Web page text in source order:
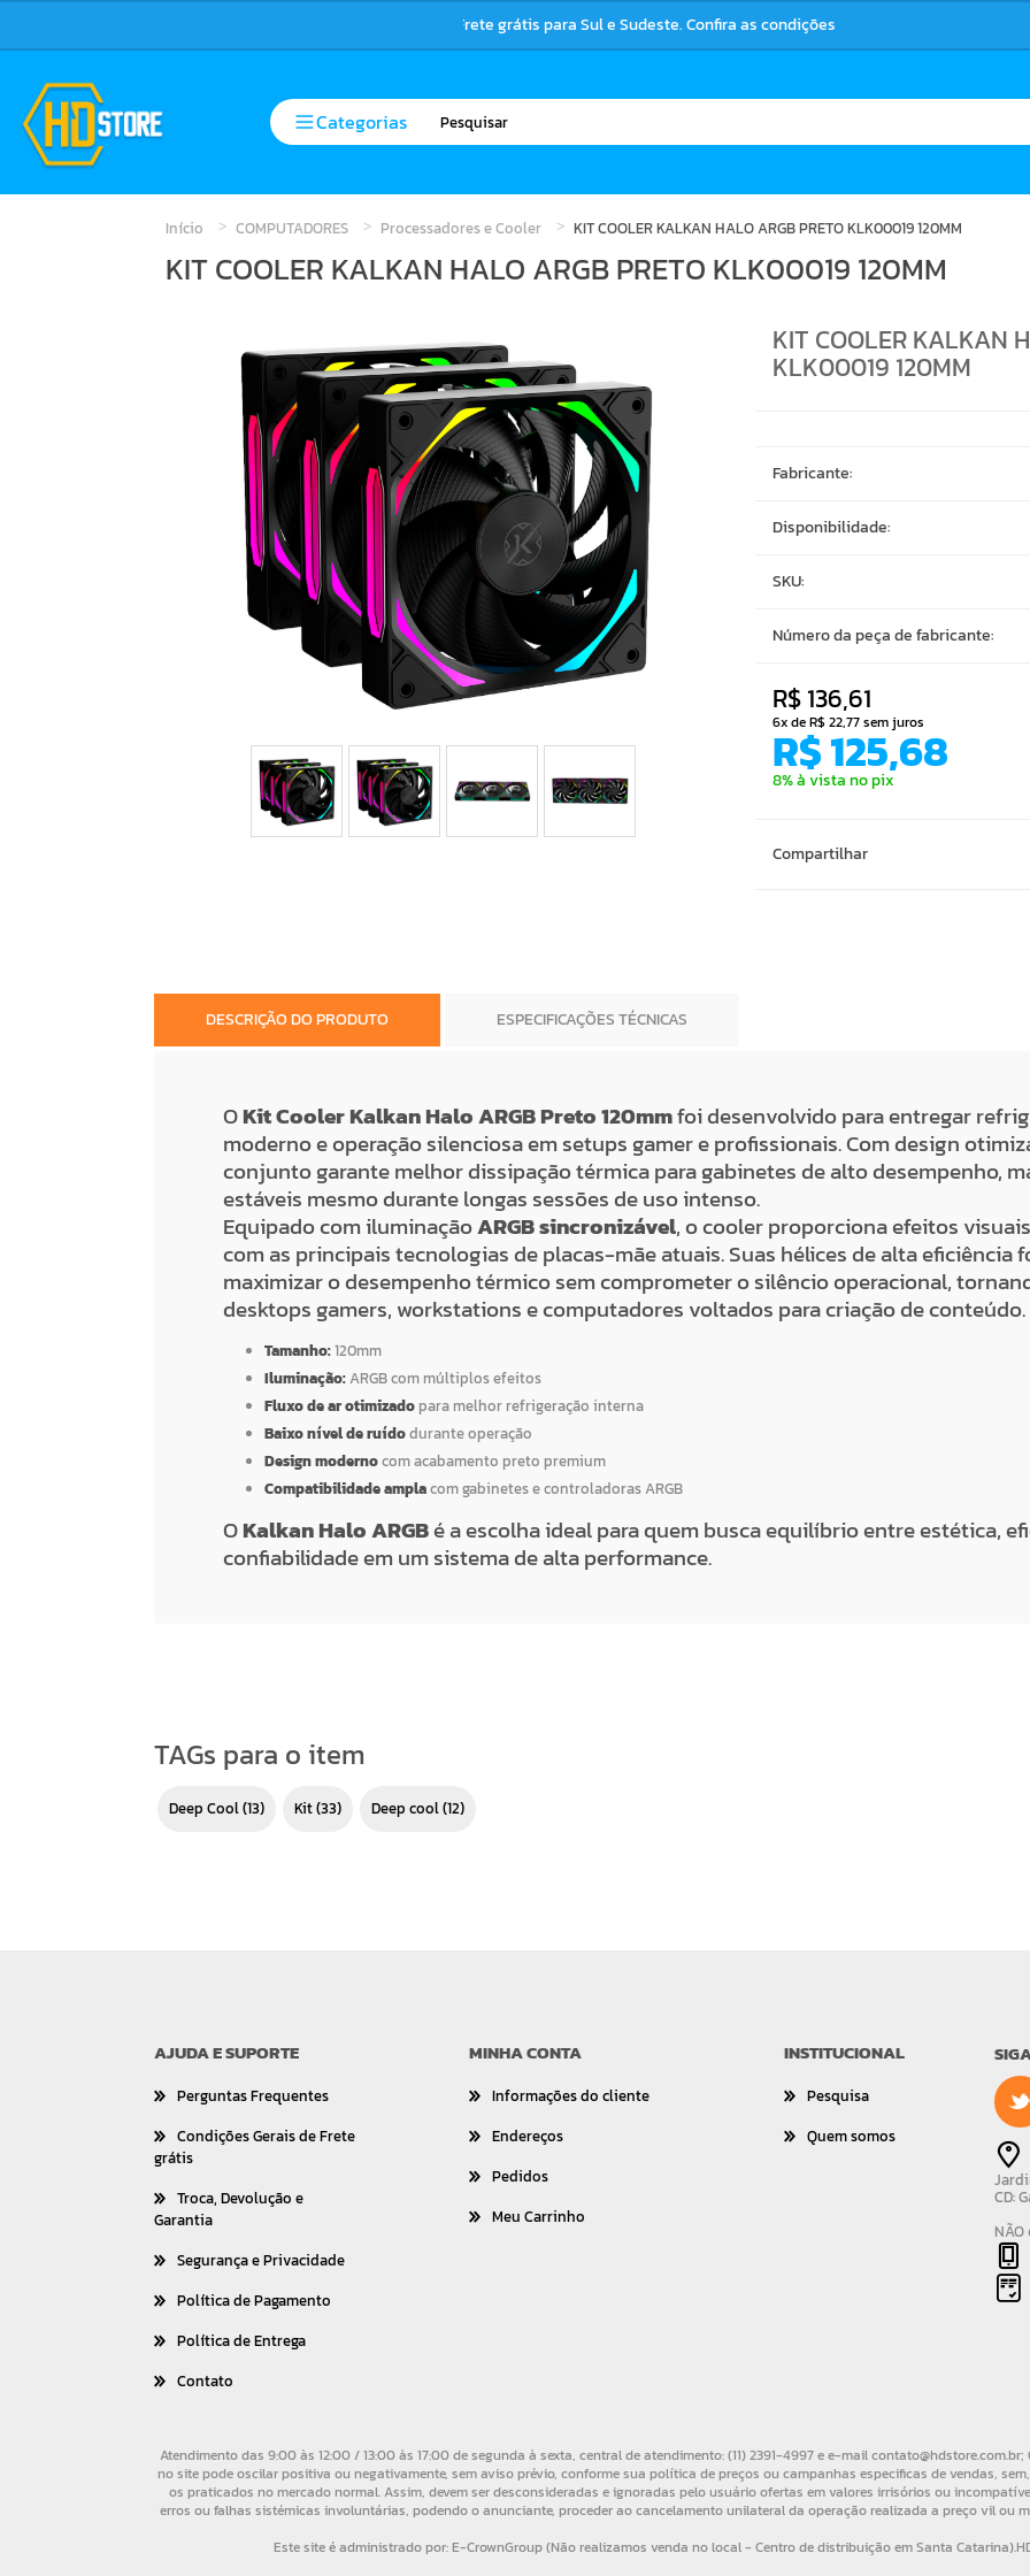
Frete grátis para Sul e Sudeste. Confira as condições
Categorias
Início COMPUTADORES Processadores e Cooler KIT COOLER KALKAN HALO ARGB PRETO KLK00019 120MM
KIT COOLER KALKAN HALO ARGB PRETO KLK00019 120MM
KIT COOLER KALKAN
KLK00019 120MM
Fabricante:
Disponibilidade:
SKU:
Número da peça de fabricante:
R$ 136,61
6x de R$ 22,77 sem juros
R$ 125,68
8% à vista no pix
Compartilhar
DESCRIÇÃO DO PRODUTO ESPECIFICAÇÕES TÉCNICAS
OKit Cooler Kalkan Halo ARGB Preto 120mmfoi desenvolvido para entregar
moderno e operação silenciosa em setups gamer e profissionais. Com design
conjunto garante melhor dissipação térmica para gabinetes de alto desempenho,
estáveis mesmo durante longas sessões de uso intenso.
Equipado com iluminaçãoARGB sincronizável, o cooler proporciona efeitos
com as principais tecnologias de placas-mãe atuais. Suas hélices de alta eficiência
maximizar o desempenho térmico sem comprometer o silêncio operacional,
desktops gamers, workstations e computadores voltados para criação de conteúdo.
Tamanho:120mm
Iluminação:ARGB com múltiplos efeitos
Fluxo de ar otimizado para melhor refrigeração interna
Baixo nível de ruídodurante operação
Design modernocom acabamento preto premium
Compatibilidade amplacom gabinetes e controladoras ARGB
OKalkan Halo ARGBé a escolha ideal para quem busca equilíbrio entre estética,
confiabilidade em um sistema de alta performance.
TAGs para o item
Deep Cool(13) kit(33) deep cool(12)
AJUDA E SUPORTE
Perguntas Frequentes
Condições Gerais de Frete
grátis
Troca, Devolução e
Garantia
Segurança e Privacidade
Política de Pagamento
Política de Entrega
Contato
MINHA CONTA
Informações do cliente
Endereços
Pedidos
Meu Carrinho
INSTITUCIONAL
Pesquisa
Quem somos
CD: